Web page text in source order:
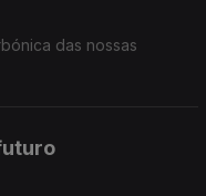
das nossas